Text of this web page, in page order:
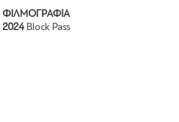
ΦΙΛΜΟΓΡΑΦΙΑ
2024Block Pass